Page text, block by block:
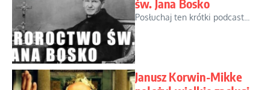
św. Jana Bosko
Posłuchaj ten krótki podcast...
Janusz Korwin-Mikke